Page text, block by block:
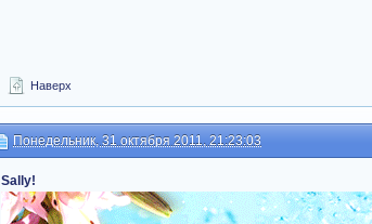
Наверх
Понедельник, 31 октября 2011, 21:23:03
Sally!